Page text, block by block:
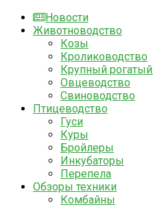
Новости
Животноводство
Козы
Кролиководство
Крупный рогатый
Овцеводство
Свиноводство
Птицеводство
Гуси
Куры
Бройлеры
Инкубаторы
Перепела
Обзоры техники
Комбайны